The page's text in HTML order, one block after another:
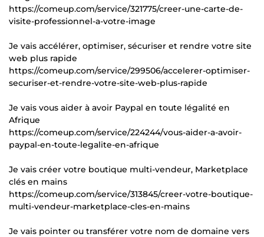
https://comeup.com/service/321775/creer-une-carte-de-
visite-professionnel-a-votre-image
Je vais accélérer, optimiser, sécuriser et rendre votre site
web plus rapide
https://comeup.com/service/299506/accelerer-optimiser-
securiser-et-rendre-votre-site-web-plus-rapide
Je vais vous aider à avoir Paypal en toute légalité en
Afrique
https://comeup.com/service/224244/vous-aider-a-avoir-
paypal-en-toute-legalite-en-afrique
Je vais créer votre boutique multi-vendeur, Marketplace
clés en mains
https://comeup.com/service/313845/creer-votre-boutique-
multi-vendeur-marketplace-cles-en-mains
Je vais pointer ou transférer votre nom de domaine vers